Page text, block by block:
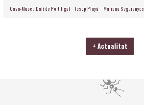
Casa-Museu Dalí de Portlligat Josep Playà Mariona Seguranyes
+ Actualitat